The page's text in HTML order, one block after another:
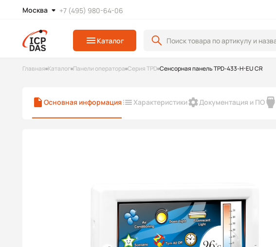
Москва +7 (495) 980-64-06
Каталог
Главная Каталог Панели оператора Серия TPD Сенсорная панель TPD-433-H-EU CR
Основная информация Характеристики Документация и ПО